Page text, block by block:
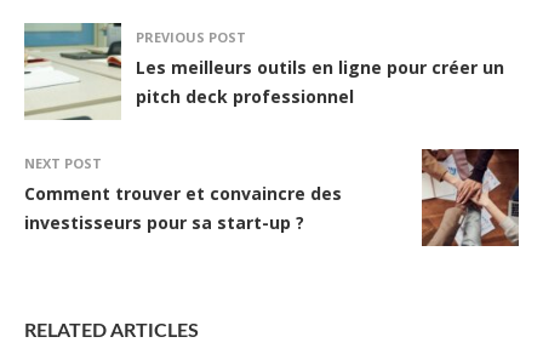
PREVIOUS POST
Les meilleurs outils en ligne pour créer un
pitch deck professionnel
NEXT POST
Comment trouver et convaincre des
investisseurs pour sa start-up ?
RELATED ARTICLES